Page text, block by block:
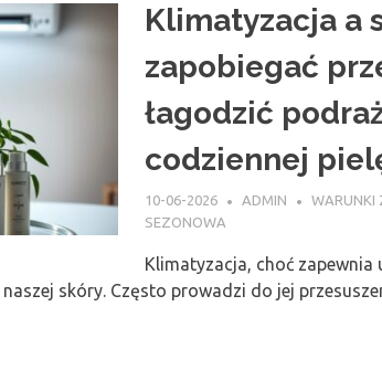
Klimatyzacja a
zapobiegać
łagodzić
codziennej
10-06-2026 ADMIN
WARUNKI
SEZONOWA
Klimatyzacja, choć zapewnia
skóry. Często prowadzi do jej